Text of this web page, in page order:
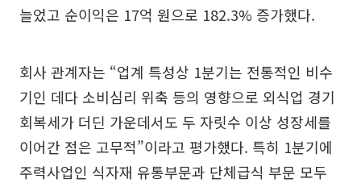
늘었고 순이익은 17억 원으로 182.3% 증가했다.
회사 관계자는 “업계 특성상 1분기는 전통적인 비수
기인 데다 소비심리 위축 등의 영향으로 외식업 경기
회복세가 더딘 가운데서도 두 자릿수 이상 성장세를
이어간 점은 고무적”이라고 평가했다. 특히 1분기에
주력사업인 식자재 유통부문과 단체급식 부문 모두